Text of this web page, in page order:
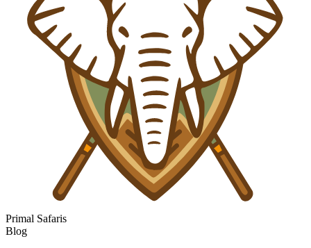
Primal Safaris
Blog